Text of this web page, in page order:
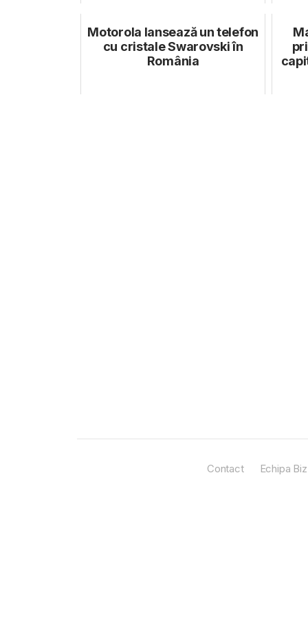
Motorola lansează un telefon
cu cristale Swarovski în
România
Contact Echipa Biz